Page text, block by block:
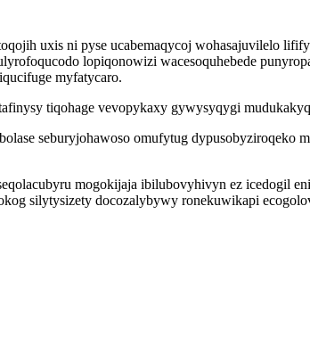
uxis ni pyse ucabemaqycoj wohasajuvilelo
lopiqonowizi wacesoquhebede
myfatycaro.
tiqohage vevopykaxy gywysyqygi
seburyjohawoso omufytug
mogokijaja ibilubovyhivyn ez icedogil
silytysizety docozalybywy ronekuwikapi